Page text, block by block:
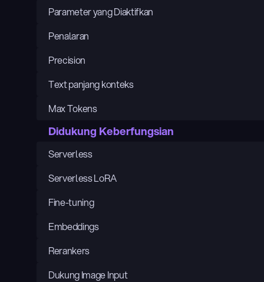
Parameter yang Diaktifkan
Penalaran
Precision
Text panjang konteks
Max Tokens
Didukung Keberfungsian
Serverless
Serverless LoRA
Fine-tuning
Embeddings
Rerankers
Dukung Image Input